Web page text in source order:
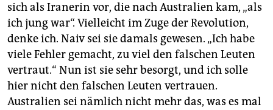
sich als Iranerin vor, die nach Australien kam, „als
ich jung war“. Vielleicht im Zuge der Revolution,
denke ich. Naiv sei sie damals gewesen. „Ich habe
viele Fehler gemacht, zu viel den falschen Leuten
vertraut.“ Nun ist sie sehr besorgt, und ich solle
hier nicht den falschen Leuten vertrauen.
Australien sei nämlich nicht mehr das, was es mal